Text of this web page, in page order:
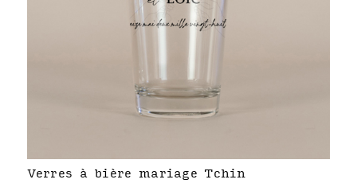
Verres à bière mariage Tchin